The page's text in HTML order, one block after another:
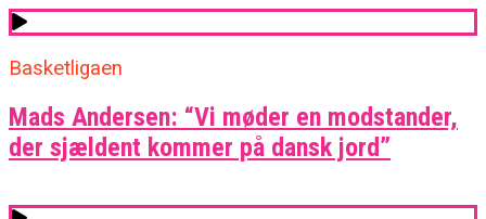
Basketligaen
Mads Andersen: “Vi møder en modstander,
der sjældent kommer på dansk jord”